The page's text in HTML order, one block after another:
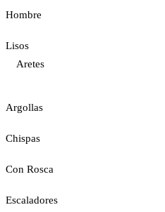
Hombre
Lisos
Aretes
Argollas
Chispas
Con Rosca
Escaladores